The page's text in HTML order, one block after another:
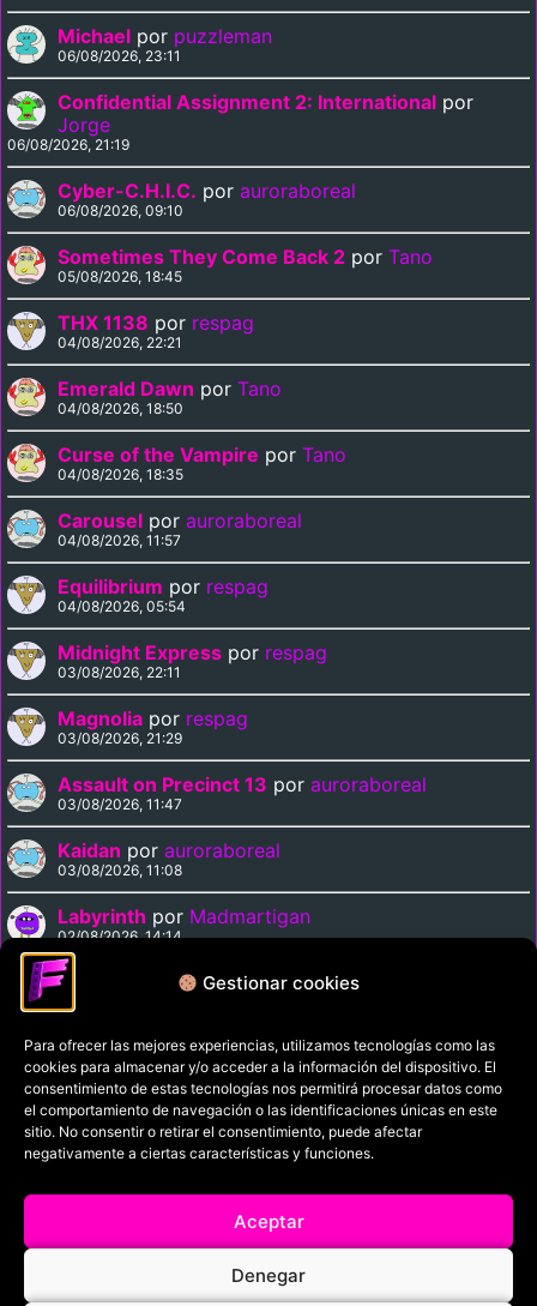
Gestionar cookies
Para ofrecer las mejores experiencias, utilizamos tecnologías como las
cookies para almacenar y/o acceder a la información del dispositivo. El
consentimiento de estas tecnologías nos permitirá procesar datos como
el comportamiento de navegación o las identificaciones únicas en este
sitio. No consentir o retirar el consentimiento, puede afectar
negativamente a ciertas características y funciones.
Aceptar
Denegar
Michael por puzzleman
06/08/2026, 23:11
Confidential Assignment 2: International por
Jorge
06/08/2026, 21:19
Cyber-C.H.I.C. por auroraboreal
06/08/2026, 09:10
Sometimes They Come Back 2 por Tano
05/08/2026, 18:45
THX 1138 por respag
04/08/2026, 22:21
Emerald Dawn por Tano
04/08/2026, 18:50
Curse of the Vampire por Tano
04/08/2026, 18:35
Carousel por auroraboreal
04/08/2026, 11:57
Equilibrium por respag
04/08/2026, 05:54
Midnight Express por respag
03/08/2026, 22:11
Magnolia por respag
03/08/2026, 21:29
Assault on Precinct 13 por auroraboreal
03/08/2026, 11:47
Kaidan por auroraboreal
03/08/2026, 11:08
Labyrinth por Madmartigan
02/08/2026, 14:14
Supergirl porMadmartigan
Política de privacidad
Términos y condiciones
Política de cookies
Aviso Legal
Filmaniak (2026)
© All rights reserved